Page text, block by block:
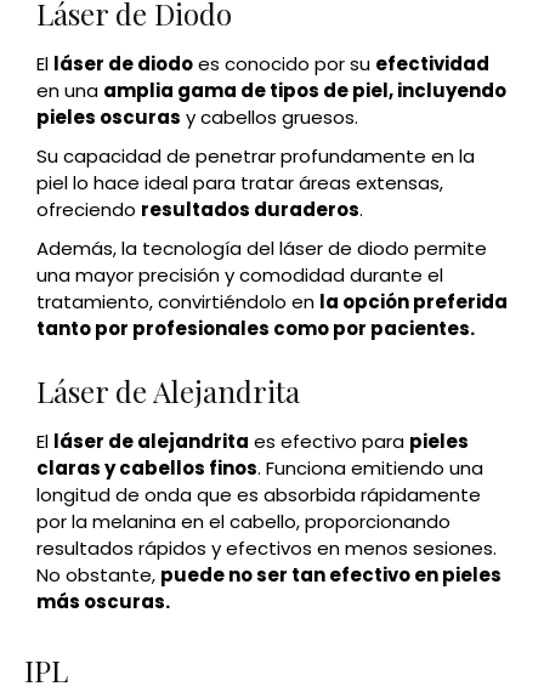
Láser de Diodo
El láser de diodoes conocido por su efectividad
en una amplia gama de tipos de piel, incluyendo
pieles oscuras y cabellos gruesos.
Su capacidad de penetrar profundamente en la
piel lo hace ideal para tratar áreas extensas,
ofreciendo resultados duraderos.
Además, la tecnología del láser de diodo permite
una mayor precisión y comodidad durante el
tratamiento, convirtiéndolo en la opción preferida
tanto por profesionales como por pacientes.
Láser de Alejandrita
El láser de alejandrita es efectivo para pieles
claras y cabellos finos. Funciona emitiendo una
longitud de onda que es absorbida rápidamente
por la melanina en el cabello, proporcionando
resultados rápidos y efectivos en menos sesiones.
No obstante, puede no ser tan efectivo en pieles
más oscuras.
IPL